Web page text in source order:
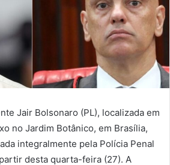
Jair Bolsonaro (PL), localizada em
no Jardim Botânico, em Brasília,
integralmente pela Polícia Penal
desta quarta-feira (27). A